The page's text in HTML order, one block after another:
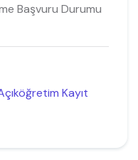
Başvuru Durumu
Kayıt